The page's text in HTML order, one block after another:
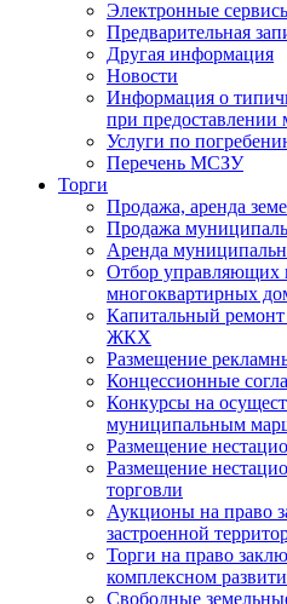
Электронные
Предварительная
Другая информация
Новости
Информация о
при
Услуги по
Перечень МСЗУ
Торги
Продажа, аренда
Продажа
Аренда
Отбор управляющих
многоквартирных
Капитальный ремонт
ЖКХ
Размещение
Концессионные
Конкурсы на
муниципальным
Размещение
Размещение
торговли
Аукционы на право
застроенной
Торги на право
комплексном
Свободные